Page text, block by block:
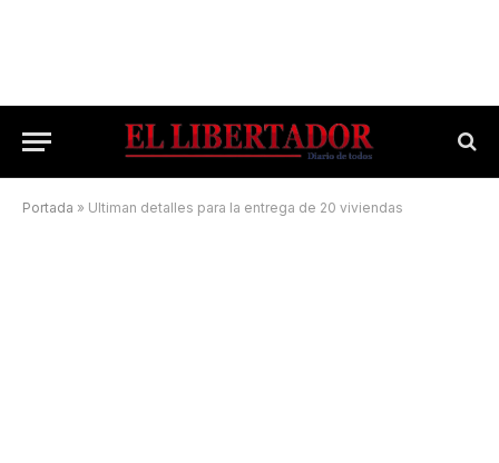
Portada » Ultiman detalles para la entrega de 20 viviendas